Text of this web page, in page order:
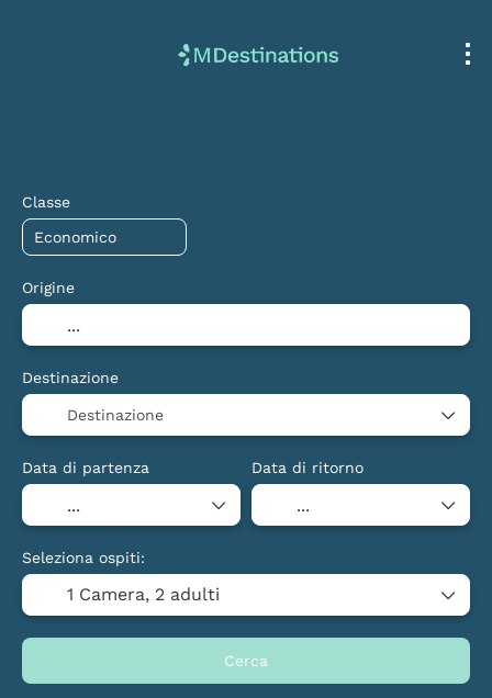
Classe
Origine
Destinazione
Destinazione
Data di partenza Data di ritorno
Seleziona ospiti:
1 Camera, 2 adulti
Cerca